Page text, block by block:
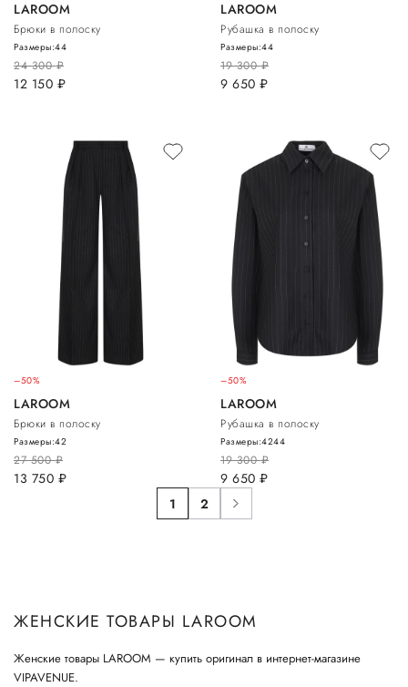
LAROOM
Брюки в полоску
24 300руб.
12 150 руб.
Размеры:44
LAROOM
Рубашка в полоску
19 300руб.
9 650 руб.
Размеры:44
–50%
LAROOM
Брюки в полоску
27 500руб.
13 750 руб.
Размеры:42
–50%
LAROOM
Рубашка в полоску
19 300руб.
9 650 руб.
Размеры:4244
1 2
ЖЕНСКИЕ ТОВАРЫ LAROOM
Женские товары LAROOM — купить оригинал в интернет-магазине
VIPAVENUE.